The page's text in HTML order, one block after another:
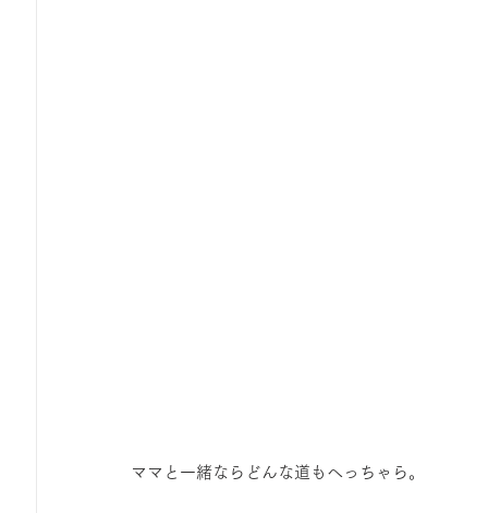
ママと一緒ならどんな道もへっちゃら。